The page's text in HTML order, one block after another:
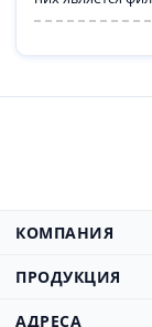
КОМПАНИЯ
О компании
ПРОДУКЦИЯ
Прямоугольные
АДРЕСА